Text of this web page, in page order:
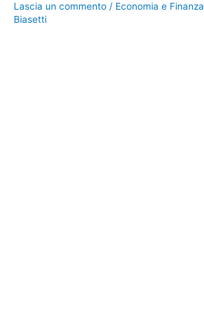
Lascia un commento / Economia e Finanza
Biasetti